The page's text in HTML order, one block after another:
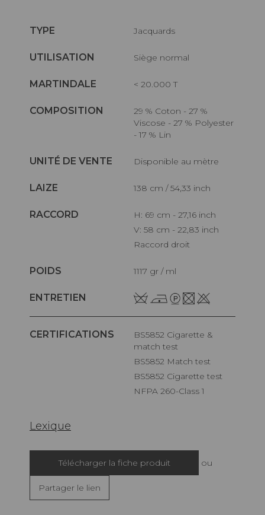
TYPE Jacquards
UTILISATION Siège normal
MARTINDALE < 20.000 T
COMPOSITION
29 % Coton - 27 %
Viscose - 27 % Polyester
- 17 % Lin
UNITÉ DE VENTE Disponible au mètre
LAIZE 138 cm / 54,33 inch
RACCORD
H: 69 cm - 27,16 inch
V: 58 cm - 22,83 inch
Raccord droit
POIDS 1117 gr / ml
ENTRETIEN
CERTIFICATIONS
BS5852 Cigarette &
match test
BS5852 Match test
BS5852 Cigarette test
NFPA 260-Class 1
Lexique
Télécharger la fiche produit ou
Partager le lien